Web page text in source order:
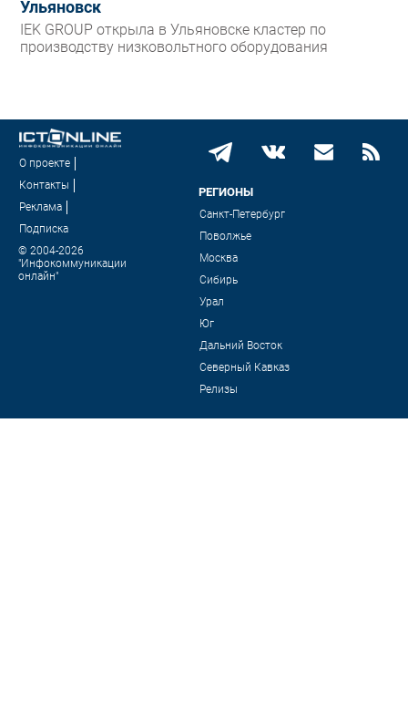
Ульяновск
IEK GROUP открыла в Ульяновске кластер по
производству низковольтного оборудования
О проекте
Контакты
Реклама
Подписка
© 2004-2026
"Инфокоммуникации
онлайн"
РЕГИОНЫ
Санкт-Петербург
Поволжье
Москва
Сибирь
Урал
Юг
Дальний Восток
Северный Кавказ
Релизы